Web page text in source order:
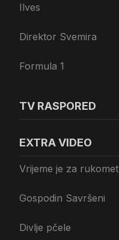
Ilves
Direktor Svemira
Formula 1
TV RASPORED
EXTRA VIDEO
Vrijeme je za rukomet
Gospodin Savršeni
Divlje pčele